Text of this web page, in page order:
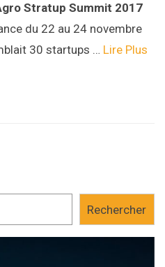
Stratup Summit 2017
du 22 au 24 novembre
30 startups … Lire Plus
Rechercher